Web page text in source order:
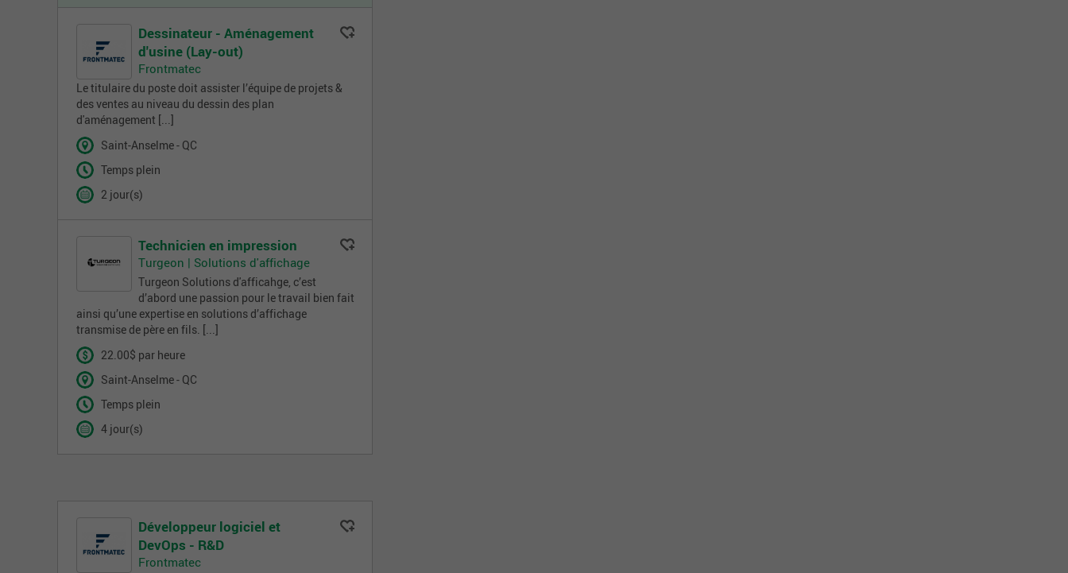
Dessinateur - Aménagement
d'usine (Lay-out)
Frontmatec
Le titulaire du poste doit assister l’équipe de projets &
des ventes au niveau du dessin des plan
d'aménagement [...]
Saint-Anselme - QC
Temps plein
2 jour(s)
Technicien en impression
Turgeon | Solutions d'affichage
Turgeon Solutions d'afficahge, c’est
d’abord une passion pour le travail bien fait
ainsi qu’une expertise en solutions d’affichage
transmise de père en fils. [...]
22.00$ par heure
Saint-Anselme - QC
Temps plein
4 jour(s)
Développeur logiciel et
DevOps - R&D
Frontmatec